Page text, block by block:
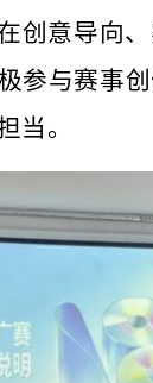
创 意导向
参与赛事创
当。